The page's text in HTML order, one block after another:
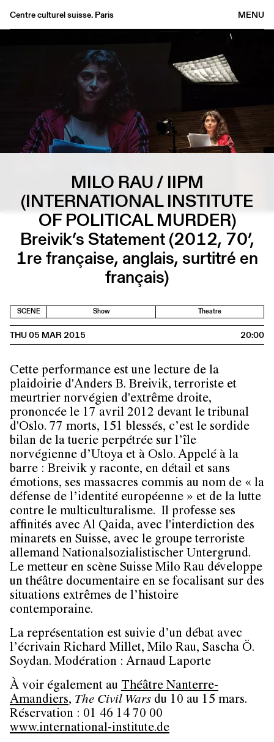
MENU
Centre culturel suisse. Paris
Medias
Publications
About
MILO RAU / IIPM
(INTERNATIONAL INSTITUTE
OF POLITICAL MURDER)
Breivik’s Statement (2012, 70’,
1re française, anglais, surtitré en
français)
SCENE Show Theatre
THU 05 MAR 2015 20:00
Cette performance est une lecture de la
plaidoirie d'Anders B. Breivik, terroriste et
meurtrier norvégien d'extrême droite,
prononcée le 17 avril 2012 devant le tribunal
d'Oslo. 77 morts, 151 blessés, c’est le sordide
bilan de la tuerie perpétrée sur l’île
norvégienne d’Utoya et à Oslo. Appelé à la
barre : Breivik y raconte, en détail et sans
émotions, ses massacres commis au nom de « la
défense de l’identité européenne » et de la lutte
contre le multiculturalisme. Il professe ses
affinités avec Al Qaida, avec l'interdiction des
minarets en Suisse, avec le groupe terroriste
allemand Nationalsozialistischer Untergrund.
Le metteur en scène Suisse Milo Rau développe
un théâtre documentaire en se focalisant sur des
situations extrêmes de l’histoire
contemporaine.
La représentation est suivie d’un débat avec
l’écrivain Richard Millet, Milo Rau, Sascha Ö.
Soydan. Modération : Arnaud Laporte
À voir également au Théâtre Nanterre-
Amandiers, The Civil Wars du 10 au 15 mars.
Réservation : 01 46 14 70 00
www.international-institute.de